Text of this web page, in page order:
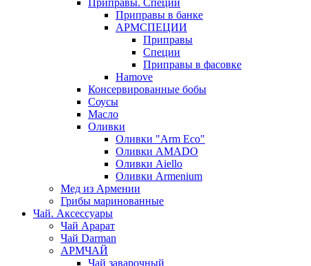
Приправы. Специи
Приправы в банке
АРМСПЕЦИИ
Приправы
Специи
Приправы в фасовке
Hamove
Консервированные бобы
Соусы
Масло
Оливки
Оливки "Arm Eco"
Оливки AMADO
Оливки Aiello
Оливки Armenium
Мед из Армении
Грибы маринованные
Чай. Аксессуары
Чай Арарат
Чай Darman
АРМЧАЙ
Чай заварочный